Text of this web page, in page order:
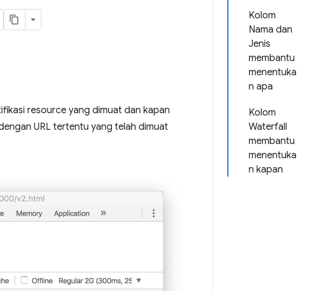
Kolom
Nama dan
Jenis
membantu
menentuka
n apa
Kolom
Waterfall
membantu
menentuka
n kapan
resource yang dimuat dan kapan
URL tertentu yang telah dimuat